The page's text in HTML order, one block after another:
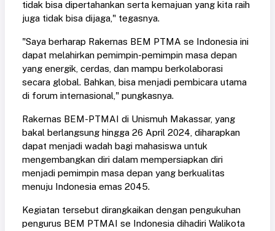
tidak bisa dipertahankan serta kemajuan yang kita raih
juga tidak bisa dijaga," tegasnya.
"Saya berharap Rakernas BEM PTMA se Indonesia ini
dapat melahirkan pemimpin-pemimpin masa depan
yang energik, cerdas, dan mampu berkolaborasi
secara global. Bahkan, bisa menjadi pembicara utama
di forum internasional," pungkasnya.
Rakernas BEM-PTMAI di Unismuh Makassar, yang
bakal berlangsung hingga 26 April 2024, diharapkan
dapat menjadi wadah bagi mahasiswa untuk
mengembangkan diri dalam mempersiapkan diri
menjadi pemimpin masa depan yang berkualitas
menuju Indonesia emas 2045.
Kegiatan tersebut dirangkaikan dengan pengukuhan
pengurus BEM PTMAI se Indonesia dihadiri Walikota